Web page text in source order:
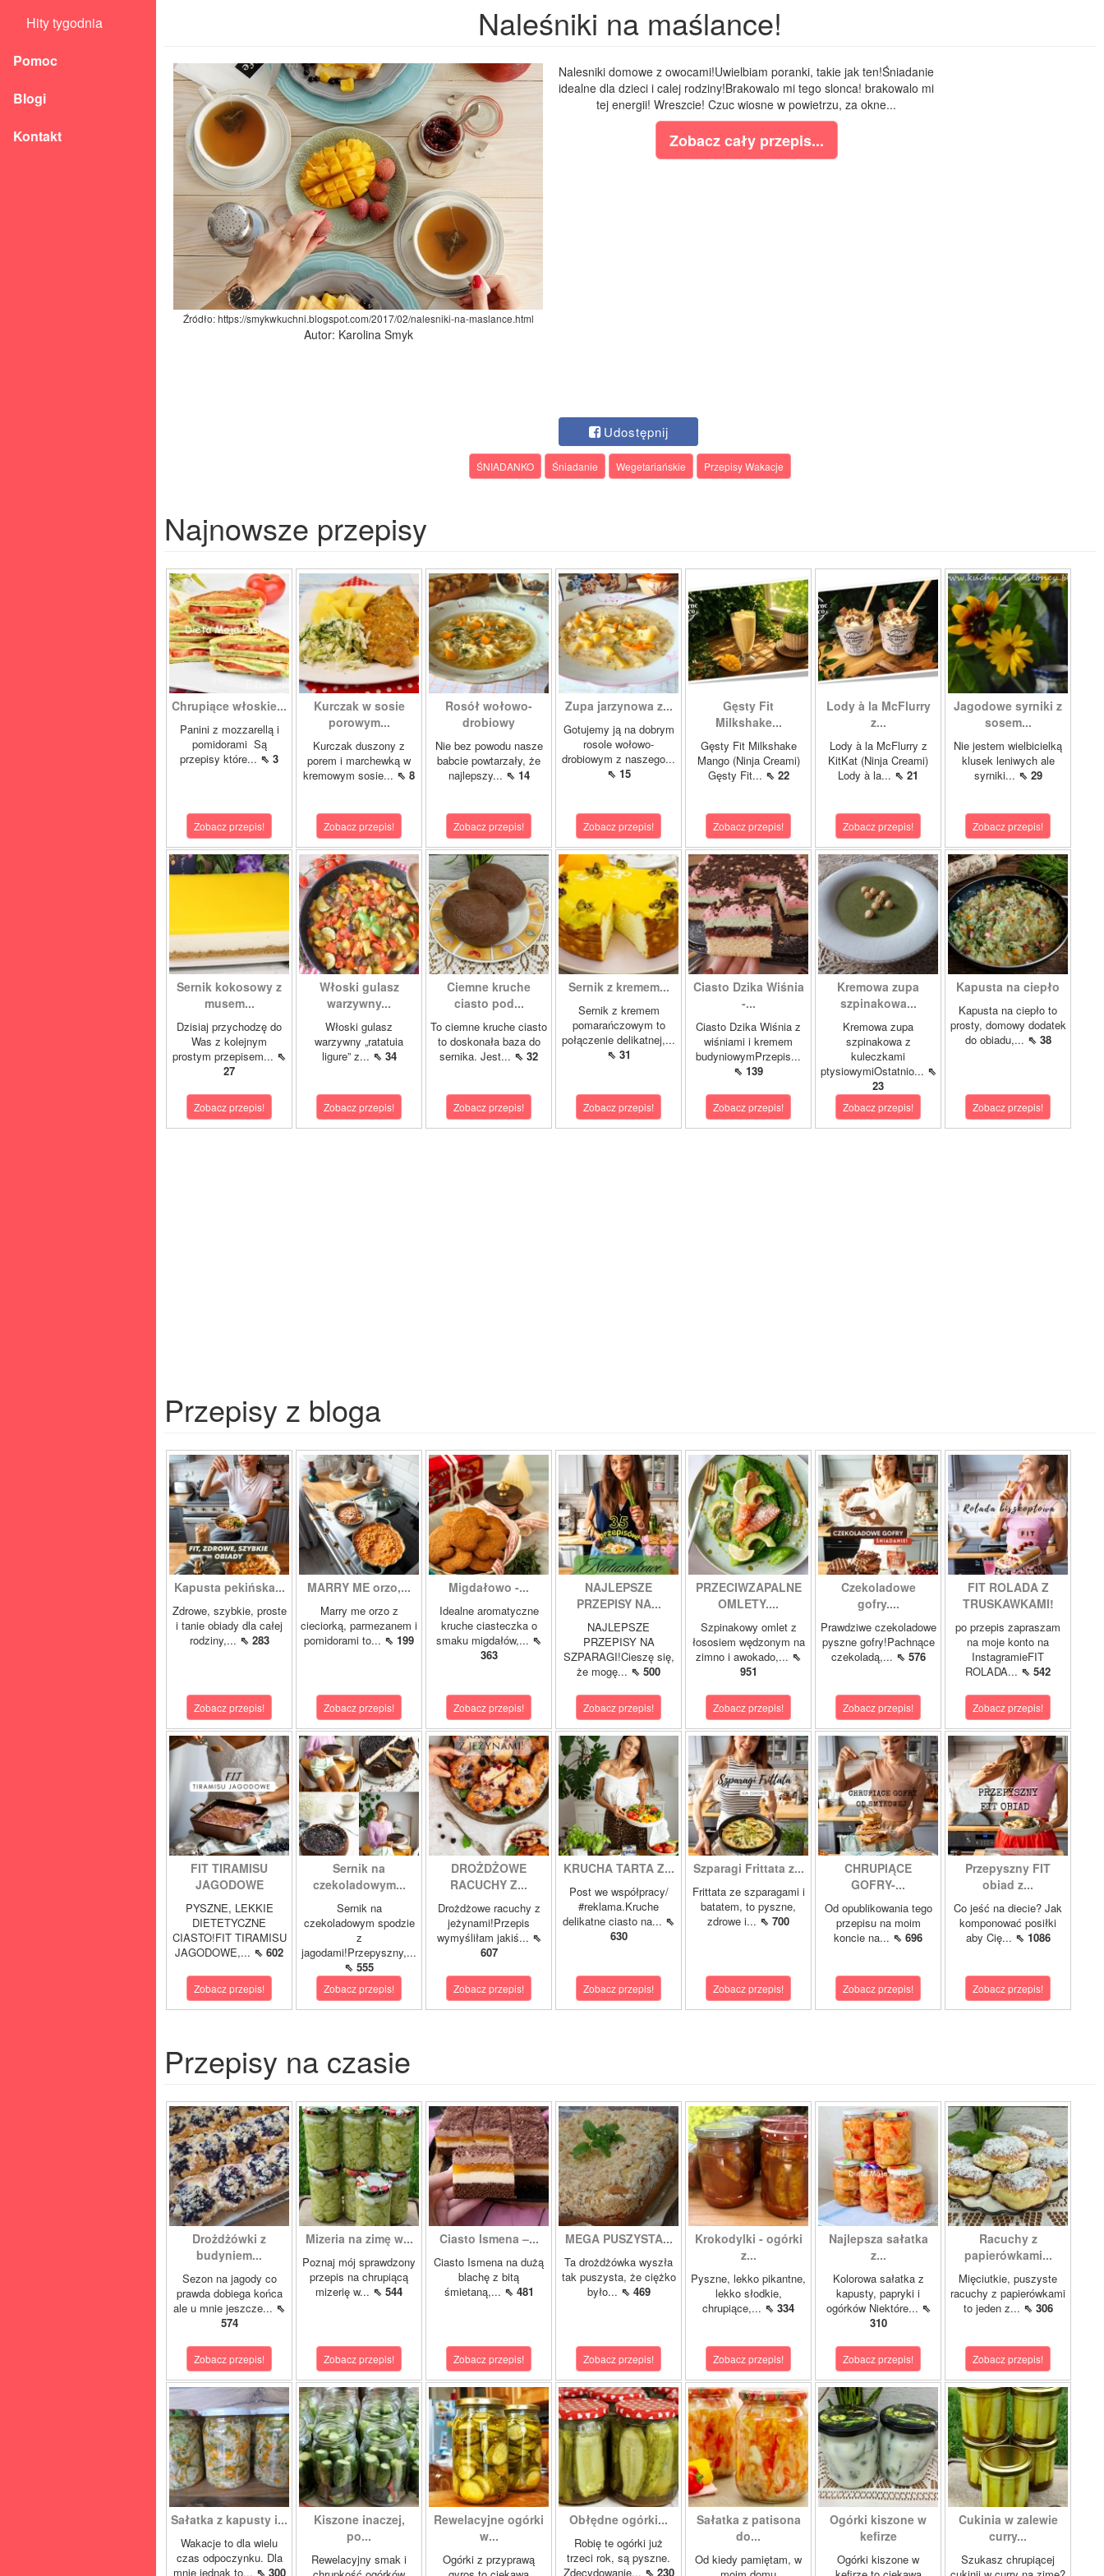
Hity tygodnia
Pomoc
Blogi
Kontakt
Naleśniki na maślance!
Źródło: https://smykwkuchni.blogspot.com/2017/02/nalesniki-na-maslance.html
Autor: Karolina Smyk
Nalesniki domowe z owocami!Uwielbiam poranki, takie jak ten!Śniadanie
idealne dla dzieci i calej rodziny!Brakowalo mi tego slonca! brakowalo mi
tej energii! Wreszcie! Czuc wiosne w powietrzu, za okne...
Zobacz cały przepis...
Udostępnij
ŚNIADANKO Śniadanie Wegetariańskie Przepisy Wakacje
Najnowsze przepisy
Chrupiące włoskie...
Panini z mozzarellą i
pomidorami Są
przepisy które... ⇖ 3
Zobacz przepis!
Kurczak w sosie
porowym...
Kurczak duszony z
porem i marchewką w
kremowym sosie... ⇖ 8
Zobacz przepis!
Rosół wołowo-
drobiowy
Nie bez powodu nasze
babcie powtarzały, że
najlepszy... ⇖ 14
Zobacz przepis!
Zupa jarzynowa z...
Gotujemy ją na dobrym
rosole wołowo-
drobiowym z naszego...
⇖ 15
Zobacz przepis!
Gęsty Fit
Milkshake...
Gęsty Fit Milkshake
Mango (Ninja Creami)
Gęsty Fit... ⇖ 22
Zobacz przepis!
Lody à la McFlurry
z...
Lody à la McFlurry z
KitKat (Ninja Creami)
Lody à la... ⇖ 21
Zobacz przepis!
Jagodowe syrniki z
sosem...
Nie jestem wielbicielką
klusek leniwych ale
syrniki... ⇖ 29
Zobacz przepis!
Sernik kokosowy z
musem...
Dzisiaj przychodzę do
Was z kolejnym
prostym przepisem... ⇖
27
Zobacz przepis!
Włoski gulasz
warzywny...
Włoski gulasz
warzywny „ratatuia
ligure” z... ⇖ 34
Zobacz przepis!
Ciemne kruche
ciasto pod...
To ciemne kruche ciasto
to doskonała baza do
sernika. Jest... ⇖ 32
Zobacz przepis!
Sernik z kremem...
Sernik z kremem
pomarańczowym to
połączenie delikatnej,...
⇖ 31
Zobacz przepis!
Ciasto Dzika Wiśnia
-...
Ciasto Dzika Wiśnia z
wiśniami i kremem
budyniowymPrzepis...
⇖ 139
Zobacz przepis!
Kremowa zupa
szpinakowa...
Kremowa zupa
szpinakowa z
kuleczkami
ptysiowymiOstatnio... ⇖
23
Zobacz przepis!
Kapusta na ciepło
Kapusta na ciepło to
prosty, domowy dodatek
do obiadu,... ⇖ 38
Zobacz przepis!
Przepisy z bloga
Kapusta pekińska...
Zdrowe, szybkie, proste
i tanie obiady dla całej
rodziny,... ⇖ 283
Zobacz przepis!
MARRY ME orzo,...
Marry me orzo z
cieciorką, parmezanem i
pomidorami to... ⇖ 199
Zobacz przepis!
Migdałowo -...
Idealne aromatyczne
kruche ciasteczka o
smaku migdałów,... ⇖
363
Zobacz przepis!
NAJLEPSZE
PRZEPISY NA...
NAJLEPSZE
PRZEPISY NA
SZPARAGI!Cieszę się,
że mogę... ⇖ 500
Zobacz przepis!
PRZECIWZAPALNE
OMLETY....
Szpinakowy omlet z
łososiem wędzonym na
zimno i awokado,... ⇖
951
Zobacz przepis!
Czekoladowe
gofry....
Prawdziwe czekoladowe
pyszne gofry!Pachnące
czekoladą,... ⇖ 576
Zobacz przepis!
FIT ROLADA Z
TRUSKAWKAMI!
po przepis zapraszam
na moje konto na
InstagramieFIT
ROLADA... ⇖ 542
Zobacz przepis!
FIT TIRAMISU
JAGODOWE
PYSZNE, LEKKIE
DIETETYCZNE
CIASTO!FIT TIRAMISU
JAGODOWE,... ⇖ 602
Zobacz przepis!
Sernik na
czekoladowym...
Sernik na
czekoladowym spodzie
z
jagodami!Przepyszny,...
⇖ 555
Zobacz przepis!
DROŻDŻOWE
RACUCHY Z...
Drożdżowe racuchy z
jeżynami!Przepis
wymyśliłam jakiś... ⇖
607
Zobacz przepis!
KRUCHA TARTA Z...
Post we współpracy/
#reklama.Kruche
delikatne ciasto na... ⇖
630
Zobacz przepis!
Szparagi Frittata z...
Frittata ze szparagami i
batatem, to pyszne,
zdrowe i... ⇖ 700
Zobacz przepis!
CHRUPIĄCE
GOFRY-...
Od opublikowania tego
przepisu na moim
koncie na... ⇖ 696
Zobacz przepis!
Przepyszny FIT
obiad z...
Co jeść na diecie? Jak
komponować posiłki
aby Cię... ⇖ 1086
Zobacz przepis!
Przepisy na czasie
Drożdżówki z
budyniem...
Sezon na jagody co
prawda dobiega końca
ale u mnie jeszcze... ⇖
574
Zobacz przepis!
Mizeria na zimę w...
Poznaj mój sprawdzony
przepis na chrupiącą
mizerię w... ⇖ 544
Zobacz przepis!
Ciasto Ismena –...
Ciasto Ismena na dużą
blachę z bitą
śmietaną,... ⇖ 481
Zobacz przepis!
MEGA PUSZYSTA...
Ta drożdżówka wyszła
tak puszysta, że ciężko
było... ⇖ 469
Zobacz przepis!
Krokodylki - ogórki
z...
Pyszne, lekko pikantne,
lekko słodkie,
chrupiące,... ⇖ 334
Zobacz przepis!
Najlepsza sałatka
z...
Kolorowa sałatka z
kapusty, papryki i
ogórków Niektóre... ⇖
310
Zobacz przepis!
Racuchy z
papierówkami...
Mięciutkie, puszyste
racuchy z papierówkami
to jeden z... ⇖ 306
Zobacz przepis!
Sałatka z kapusty i...
Wakacje to dla wielu
czas odpoczynku. Dla
mnie jednak to... ⇖ 300
Kiszone inaczej,
po...
Rewelacyjny smak i
Rewelacyjne ogórki
w...
Ogórki z przyprawą
Obłędne ogórki...
Robię te ogórki już
trzeci rok, są pyszne.
Zdecydowanie... ⇖ 230
Sałatka z patisona
do...
Od kiedy pamiętam, w
Ogórki kiszone w
kefirze
Ogórki kiszone w
Cukinia w zalewie
curry...
Szukasz chrupiącej